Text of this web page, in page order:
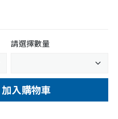
請選擇數量
加入購物車